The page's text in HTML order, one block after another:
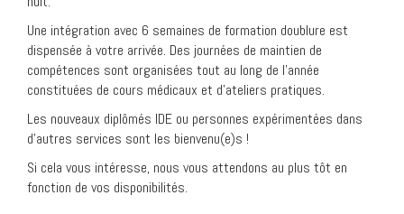
Une intégration avec 6 semaines de formation doublure est
dispensée à votre arrivée. Des journées de maintien de
compétences sont organisées tout au long de l’année
constituées de cours médicaux et d’ateliers pratiques.
Les nouveaux diplômés IDE ou personnes expérimentées dans
d’autres services sont les bienvenu(e)s !
Si cela vous intéresse, nous vous attendons au plus tôt en
fonction de vos disponibilités.